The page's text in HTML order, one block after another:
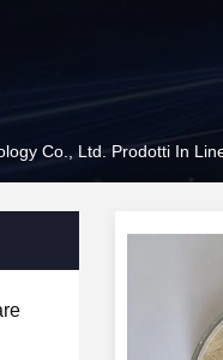
Co., Ltd. Prodotti In